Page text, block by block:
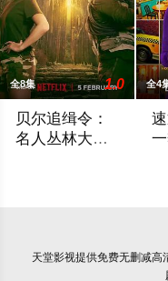
全8集 1.0
贝尔追缉令：
名人丛林大逃
全4
天堂影视提供免费无删减高